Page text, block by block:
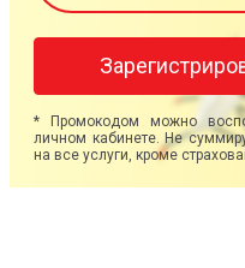
* Промокодом можно
личном кабинете. Не
на все услуги, кроме